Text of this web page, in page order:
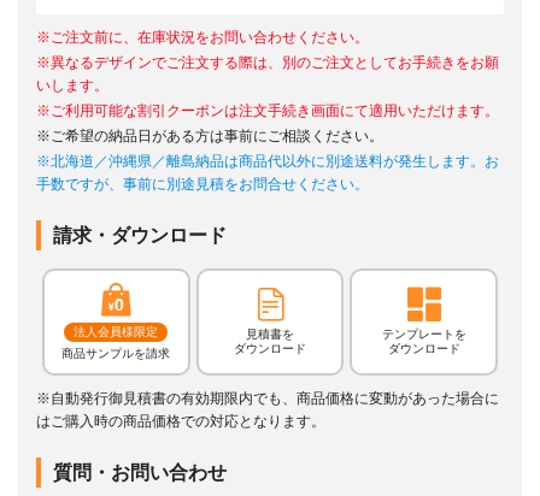
※ご注文前に、在庫状況をお問い合わせください。
※異なるデザインでご注文する際は、別のご注文としてお手続きをお願
いします。
※ご利用可能な割引クーポンは注文手続き画面にて適用いただけます。
※ご希望の納品日がある方は事前にご相談ください。
※北海道／沖縄県／離島納品は商品代以外に別途送料が発生します。お
手数ですが、事前に別途見積をお問合せください。
請求・ダウンロード
法人会員様限定
商品サンプルを請求
見積書を
ダウンロード
テンプレートを
ダウンロード
※自動発行御見積書の有効期限内でも、商品価格に変動があった場合に
はご購入時の商品価格での対応となります。
質問・お問い合わせ